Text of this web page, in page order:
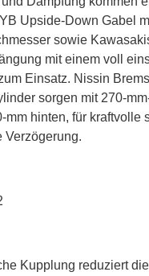
Upside-Down Gabel
sowie
mit einem voll
Einsatz. Nissin
sorgen mit 270-
mm hinten, für kraftvolle
Verzögerung.
Kupplung reduziert